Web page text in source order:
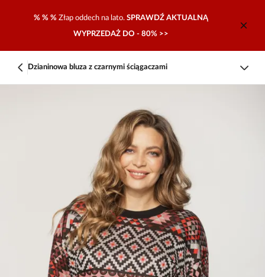
% % % Złap oddech na lato. SPRAWDŹ AKTUALNĄ
WYPRZEDAŻ DO - 80% >>
Dzianinowa bluza z czarnymi ściągaczami